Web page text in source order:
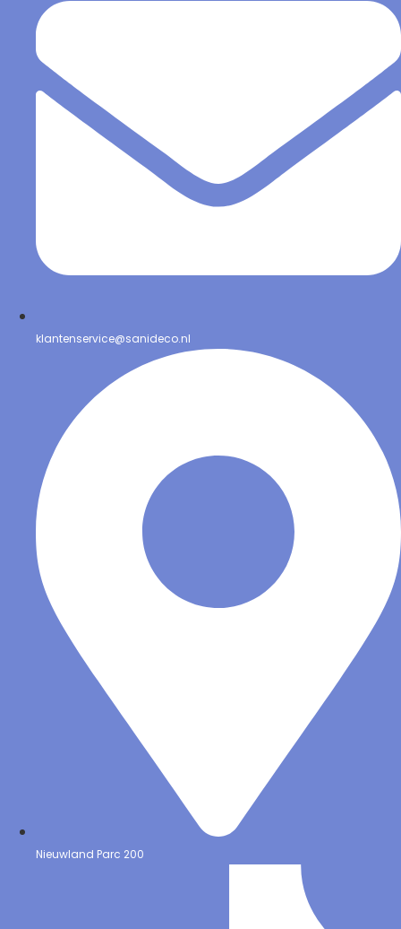
klantenservice@sanideco.nl
Nieuwland Parc 200